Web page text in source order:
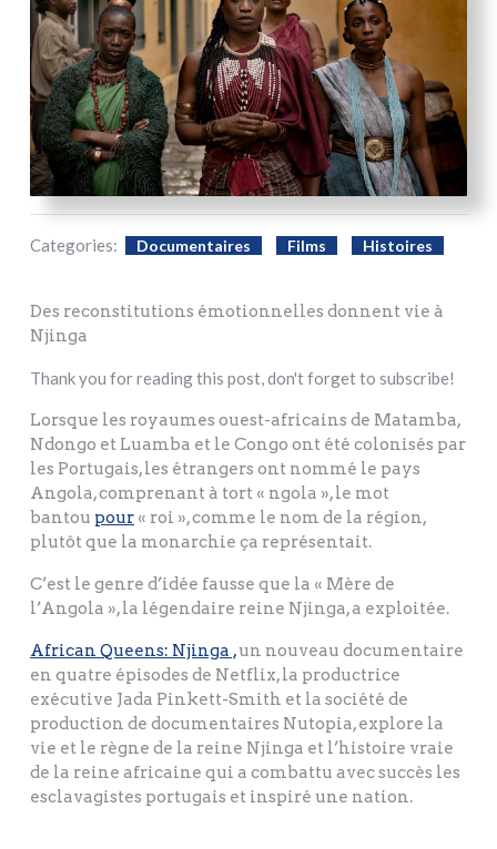
Categories: Documentaires Films Histoires
Des reconstitutions émotionnelles donnent vie à
Njinga
Thank you for reading this post, don't forget to subscribe!
Lorsque les royaumes ouest-africains de Matamba,
Ndongo et Luamba et le Congo ont été colonisés par
les Portugais, les étrangers ont nommé le pays
Angola, comprenant à tort « ngola », le mot
bantou pour « roi », comme le nom de la région,
plutôt que la monarchie ça représentait.
C’est le genre d’idée fausse que la « Mère de
l’Angola », la légendaire reine Njinga, a exploitée.
African Queens: Njinga ,un nouveau documentaire
en quatre épisodes de Netflix, la productrice
exécutive Jada Pinkett-Smith et la société de
production de documentaires Nutopia, explore la
vie et le règne de la reine Njinga et l’histoire vraie
de la reine africaine qui a combattu avec succès les
esclavagistes portugais et inspiré une nation.